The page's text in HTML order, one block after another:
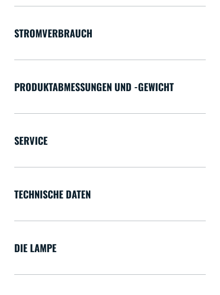
STROMVERBRAUCH
PRODUKTABMESSUNGEN UND -GEWICHT
SERVICE
TECHNISCHE DATEN
DIE LAMPE